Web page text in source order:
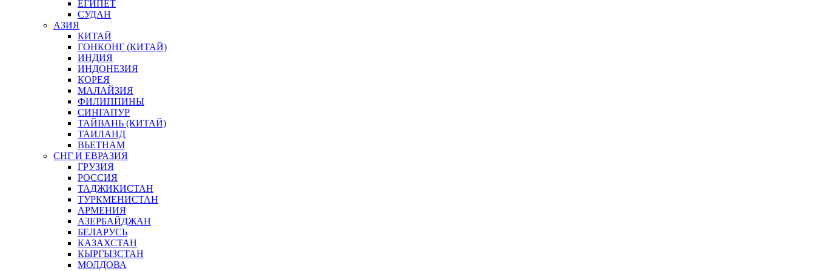
ЕГИПЕТ
СУДАН
АЗИЯ
КИТАЙ
ГОНКОНГ (КИТАЙ)
ИНДИЯ
ИНДОНЕЗИЯ
КОРЕЯ
МАЛАЙЗИЯ
ФИЛИППИНЫ
СИНГАПУР
ТАЙВАНЬ (КИТАЙ)
ТАИЛАНД
ВЬЕТНАМ
СНГ И ЕВРАЗИЯ
ГРУЗИЯ
РОССИЯ
ТАДЖИКИСТАН
ТУРКМЕНИСТАН
АРМЕНИЯ
АЗЕРБАЙДЖАН
БЕЛАРУСЬ
КАЗАХСТАН
КЫРГЫЗСТАН
МОЛДОВА